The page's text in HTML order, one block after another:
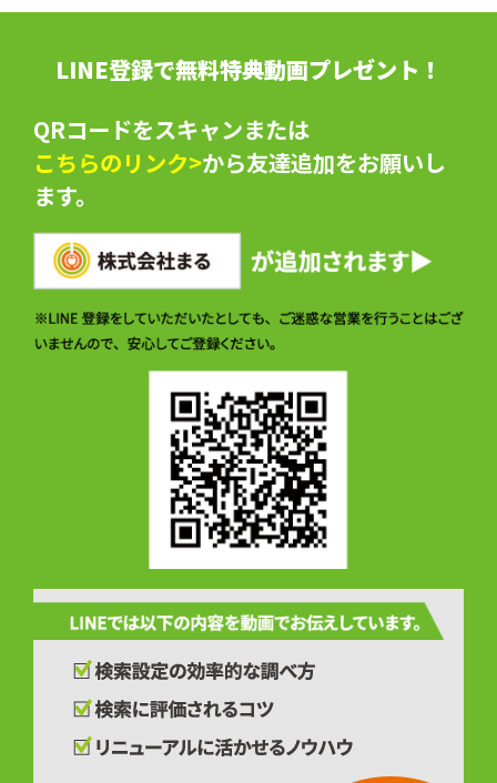
LINE登録で無料特典動画プレゼント！
QRコードをスキャンまたは
こちらのリンク>から友達追加をお願いし
ます。